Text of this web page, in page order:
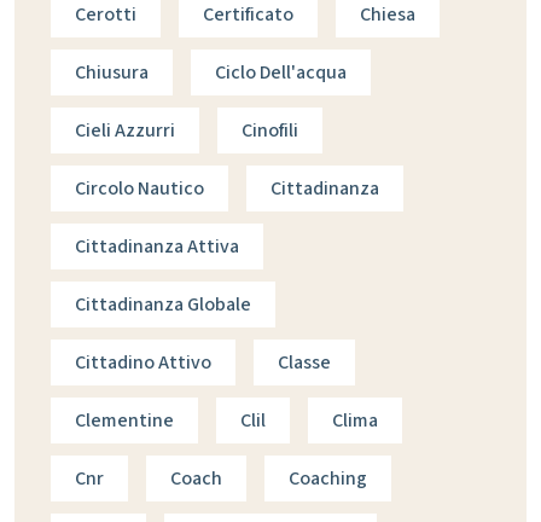
Cerotti Certificato Chiesa
Chiusura Ciclo Dell'acqua
Cieli Azzurri Cinofili
Circolo Nautico Cittadinanza
Cittadinanza Attiva
Cittadinanza Globale
Cittadino Attivo Classe
Clementine Clil Clima
Cnr Coach Coaching